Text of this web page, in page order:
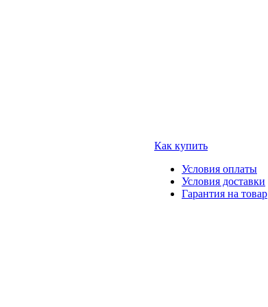
Как купить
Условия оплаты
Условия доставки
Гарантия на товар